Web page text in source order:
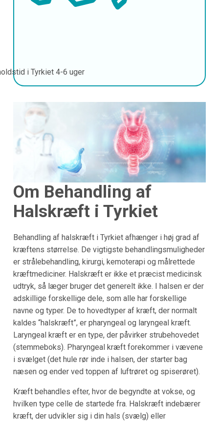
i Tyrkiet 4-6 uger
Om Behandling af
Halskræft i Tyrkiet
Behandling af halskræft i Tyrkiet afhænger i høj grad af
kræftens størrelse. De vigtigste behandlingsmuligheder
er strålebehandling, kirurgi, kemoterapi og målrettede
kræftmediciner. Halskræft er ikke et præcist medicinsk
udtryk, så læger bruger det generelt ikke. I halsen er der
adskillige forskellige dele, som alle har forskellige
navne og typer. De to hovedtyper af kræft, der normalt
kaldes “halskræft”, er pharyngeal og laryngeal kræft.
Laryngeal kræft er en type, der påvirker strubehovedet
(stemmeboks). Pharyngeal kræft forekommer i vævene
i svælget (det hule rør inde i halsen, der starter bag
næsen og ender ved toppen af luftrøret og spiserøret).
Kræft behandles efter, hvor de begyndte at vokse, og
hvilken type celle de startede fra. Halskræft indebærer
kræft, der udvikler sig i din hals (svælg) eller